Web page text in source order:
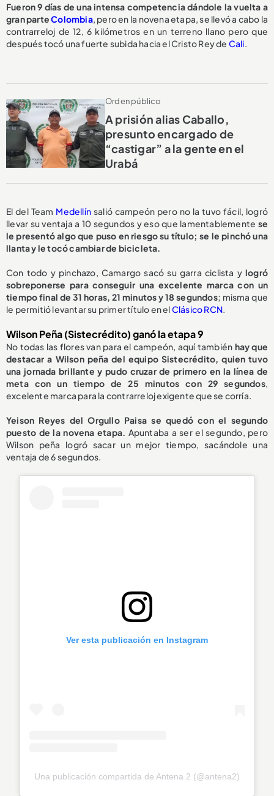
Fueron 9 días de una intensa competencia dándole la vuelta a
gran parteColombia, pero en la novena etapa, se llevó a cabo la
contrarreloj de 12, 6 kilómetros en un terreno llano pero que
después tocó una fuerte subida hacia el Cristo Rey de Cali.
Orden público
A prisión alias Caballo,
presunto encargado de
“castigar” a la gente en el
Urabá
El del Team Medellín salió campeón pero no la tuvo fácil, logró
llevar su ventaja a 10 segundos y eso que lamentablemente se
le presentó algo que puso en riesgo su título; se le pinchó una
llanta y le tocó cambiar de bicicleta.
Con todo y pinchazo, Camargo sacó su garra ciclista y logró
sobreponerse para conseguir una excelente marca con un
tiempo final de 31 horas, 21 minutos y 18 segundos; misma que
le permitió levantar su primer título en elClásico RCN.
Wilson Peña (Sistecrédito) ganó la etapa 9
No todas las flores van para el campeón, aquí también hay que
destacar a Wilson peña del equipo Sistecrédito, quien tuvo
una jornada brillante y pudo cruzar de primero en la línea de
meta con un tiempo de 25 minutos con 29 segundos,
excelente marca para la contrarreloj exigente que se corría.
Yeison Reyes del Orgullo Paisa se quedó con el segundo
puesto de la novena etapa. Apuntaba a ser el segundo, pero
Wilson peña logró sacar un mejor tiempo, sacándole una
ventaja de 6 segundos.
Ver esta publicación en Instagram
Una publicación compartida de Antena 2 (@antena2)